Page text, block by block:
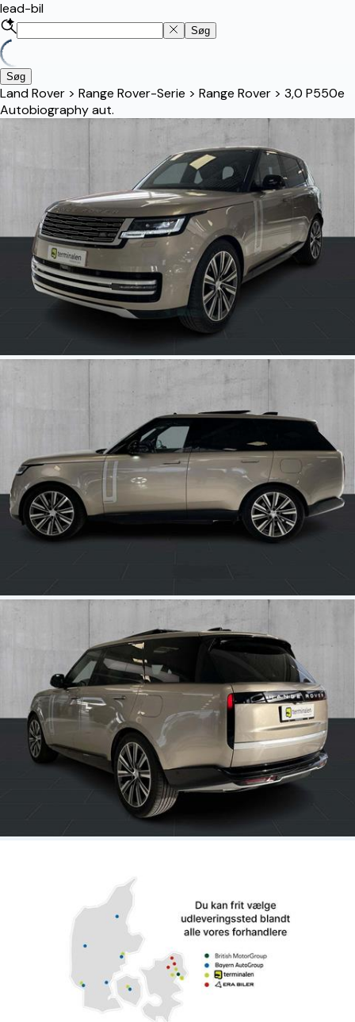
lead-bil
Søg
Søg
Land Rover > Range Rover-Serie > Range Rover > 3,0 P550e
Autobiography aut.